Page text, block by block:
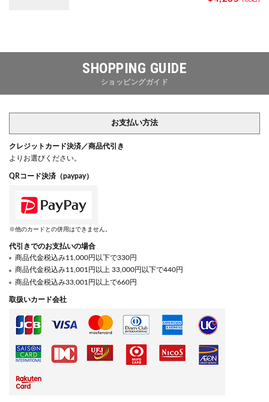
SHOPPING GUIDE
ショッピングガイド
お支払い方法
クレジットカード決済／商品代引き
よりお選びください。
QRコード決済（paypay）
※他のカードとの併用はできません。
代引きでのお支払いの場合
商品代金税込み11,000円以下で330円
商品代金税込み11,001円以上 33,000円以下で440円
商品代金税込み33,001円以上で660円
取扱いカード会社